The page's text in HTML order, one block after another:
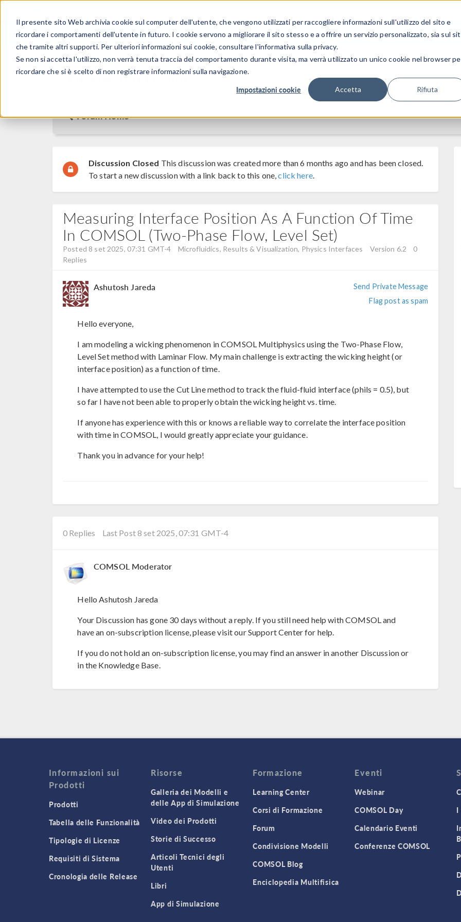
Il presente sito Web archivia cookie sul computer dell'utente, che vengono utilizzati per raccogliere informazioni sull'utilizzo del sito e
ricordare i comportamenti dell'utente in futuro. I cookie servono a migliorare il sito stesso e a offrire un servizio personalizzato, sia sul
che tramite altri supporti. Per ulteriori informazioni sui cookie, consultare l'informativa sulla privacy.
Se non si accetta l'utilizzo, non verrà tenuta traccia del comportamento durante visita, ma verrà utilizzato un unico cookie nel browser
ricordare che si è scelto di non registrare informazioni sulla navigazione.
Impostazioni cookie Accetta Rifiuta
PRODOTTI SETTORI INDUSTRIALI GALLERIA DEI VIDEO
Discussion Forum
Forum Home
Discussion Closed This discussion was created more than 6 months ago and has been closed.
To start a new discussion with a link back to this one,click here.
Measuring Interface Position As A Function Of Time
In COMSOL (Two-Phase Flow, Level Set)
Posted 8 set 2025, 07:31 GMT-4 Microfluidics, Results & Visualization, Physics Interfaces Version 6.2
0
Replies
Ashutosh Jareda
Send Private Message
Flag post as spam
Hello everyone,
I am modeling a wicking phenomenon in COMSOL Multiphysics using the Two-Phase Flow,
Level Set method with Laminar Flow. My main challenge is extracting the wicking height (or
interface position) as a function of time.
I have attempted to use the Cut Line method to track the fluid-fluid interface (phils = 0.5), but
so far I have not been able to properly obtain the wicking height vs. time.
If anyone has experience with this or knows a reliable way to correlate the interface position
with time in COMSOL, I would greatly appreciate your guidance.
Thank you in advance for your help!
0 Replies Last Post 8 set 2025, 07:31 GMT-4
COMSOL Moderator
Hello Ashutosh Jareda
Your Discussion has gone 30 days without a reply. If you still need help with COMSOL and
have an on-subscription license, please visit our Support Center for help.
If you do not hold an on-subscription license, you may find an answer in another Discussion or
in the Knowledge Base.
Informazioni sui
Prodotti
Prodotti
Tabella delle Funzionalità
Tipologie di Licenze
Requisiti di Sistema
Cronologia delle Release
Risorse
Galleria dei Modelli e
delle App di Simulazione
Video dei Prodotti
Storie di Successo
Articoli Tecnici degli
Utenti
Libri
App di Simulazione
Formazione
Learning Center
Corsi di Formazione
Forum
Condivisione Modelli
COMSOL Blog
Enciclopedia Multifisica
Eventi
Webinar
COMSOL Day
Calendario Eventi
Conferenze COMSOL
I